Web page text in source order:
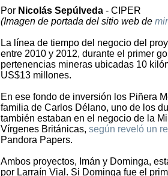
Por Nicolás Sepúlveda - CIPER
(Imagen de portada del sitio web de
La línea de tiempo del negocio del
entre 2010 y 2012, durante el primer
pertenencias mineras ubicadas 10
US$13 millones.
En ese fondo de inversión los Piñera
familia de Carlos Délano, uno de los
también estaban en el negocio de la
Vírgenes Británicas, según reveló un
Pandora Papers.
Ambos proyectos, Imán y Dominga,
por Larraín Vial. Si Dominga fue el